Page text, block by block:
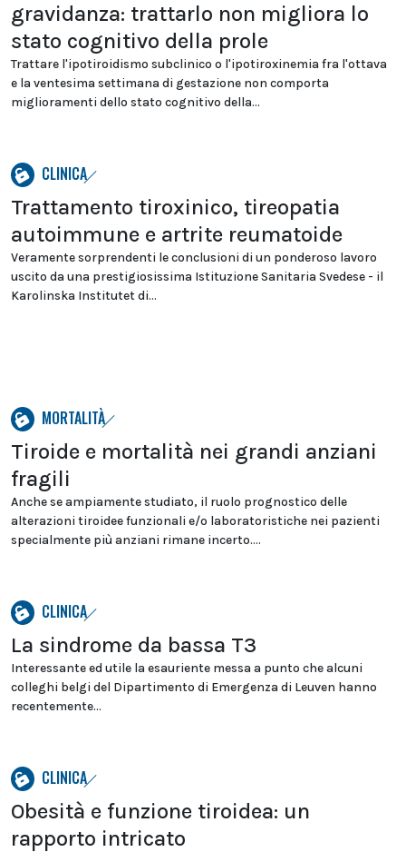
gravidanza: trattarlo non migliora lo
stato cognitivo della prole
Trattare l'ipotiroidismo subclinico o l'ipotiroxinemia fra l'ottava
e la ventesima settimana di gestazione non comporta
miglioramenti dello stato cognitivo della...
CLINICA
Trattamento tiroxinico, tireopatia
autoimmune e artrite reumatoide
Veramente sorprendenti le conclusioni di un ponderoso lavoro
uscito da una prestigiosissima Istituzione Sanitaria Svedese - il
Karolinska Institutet di...
MORTALITÀ
Tiroide e mortalità nei grandi anziani
fragili
Anche se ampiamente studiato, il ruolo prognostico delle
alterazioni tiroidee funzionali e/o laboratoristiche nei pazienti
specialmente più anziani rimane incerto....
CLINICA
La sindrome da bassa T3
Interessante ed utile la esauriente messa a punto che alcuni
colleghi belgi del Dipartimento di Emergenza di Leuven hanno
recentemente...
CLINICA
Obesità e funzione tiroidea: un
rapporto intricato